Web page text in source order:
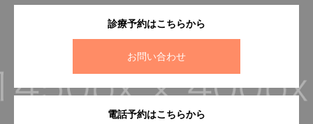
診療予約はこちらから
お問い合わせ
電話予約はこちらから